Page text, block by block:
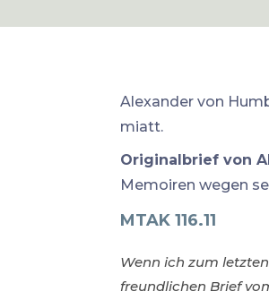
Alexander von
miatt.
Originalbrief von
Memoiren wegen
MTAK 116.11
Wenn ich zum
freundlichen Brief